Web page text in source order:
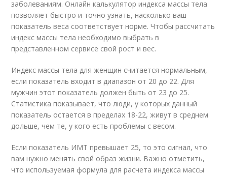
заболеваниям. Онлайн калькулятор индекса массы тела
позволяет быстро и точно узнать, насколько ваш
показатель веса соответствует норме. Чтобы рассчитать
индекс массы тела необходимо выбрать в
представленном сервисе свой рост и вес.
Индекс массы тела для женщин считается нормальным,
если показатель входит в диапазон от 20 до 22. Для
мужчин этот показатель должен быть от 23 до 25.
Статистика показывает, что люди, у которых данный
показатель остается в пределах 18-22, живут в среднем
дольше, чем те, у кого есть проблемы с весом.
Если показатель ИМТ превышает 25, то это сигнал, что
вам нужно менять свой образ жизни. Важно отметить,
что используемая формула для расчета индекса массы